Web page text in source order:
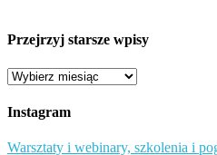
Przejrzyj starsze wpisy
Przejrzyj
wpisy
Instagram
Warsztaty i webinary, szkolenia i